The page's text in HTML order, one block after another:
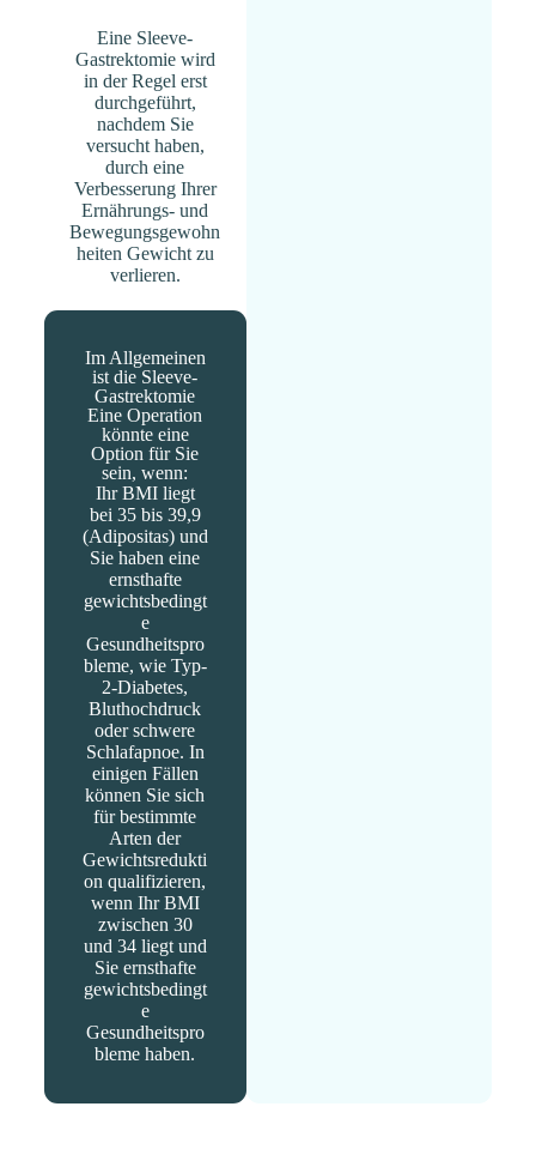
Eine Sleeve-
Gastrektomie wird
in der Regel erst
durchgeführt,
nachdem Sie
versucht haben,
durch eine
Verbesserung Ihrer
Ernährungs- und
Bewegungsgewohn
heiten Gewicht zu
verlieren.
Im Allgemeinen
ist die Sleeve-
Gastrektomie
Eine Operation
könnte eine
Option für Sie
sein, wenn:
Ihr BMI liegt
bei 35 bis 39,9
(Adipositas) und
Sie haben eine
ernsthafte
gewichtsbedingt
e
Gesundheitspro
bleme, wie Typ-
2-Diabetes,
Bluthochdruck
oder schwere
Schlafapnoe. In
einigen Fällen
können Sie sich
für bestimmte
Arten der
Gewichtsredukti
on qualifizieren,
wenn Ihr BMI
zwischen 30
und 34 liegt und
Sie ernsthafte
gewichtsbedingt
e
Gesundheitspro
bleme haben.